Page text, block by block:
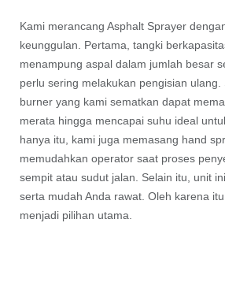
Kami merancang Asphalt Sprayer
keunggulan. Pertama, tangki
menampung aspal dalam jumlah besar
perlu sering melakukan pengisian ulang.
burner yang kami sematkan dapat
merata hingga mencapai suhu ideal
hanya itu, kami juga memasang hand
memudahkan operator saat proses
sempit atau sudut jalan. Selain itu, unit
serta mudah Anda rawat. Oleh karena
menjadi pilihan utama.